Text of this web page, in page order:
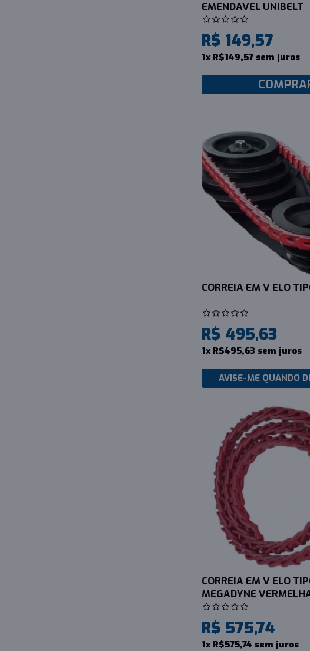
EMENDAVEL UNIBELT
R$ 149,57
1x R$149,57 sem juros
CORREIA EM V ELO
R$ 495,63
1x R$495,63 sem juros
AVISE-ME QUANDO
CORREIA EM V ELO
MEGADYNE
R$ 575,74
1x R$575,74 sem juros